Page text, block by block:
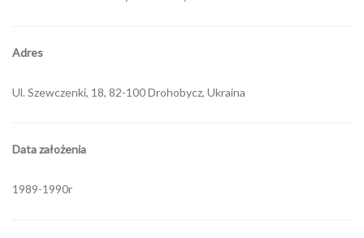
Adres
Ul. Szewczenki, 18, 82-100 Drohobycz, Ukraina
Data założenia
1989-1990r